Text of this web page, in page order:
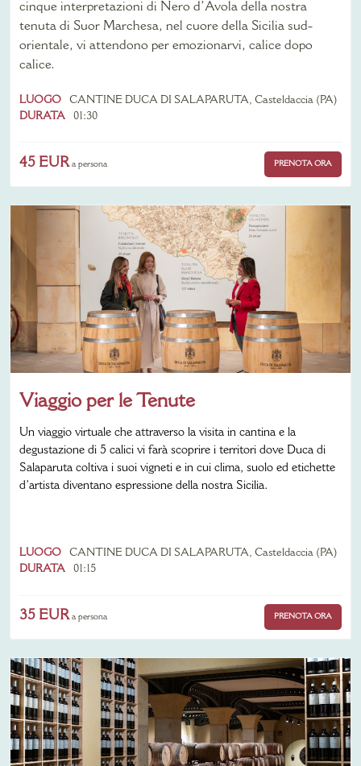
cinque interpretazioni di Nero d’Avola della nostra
tenuta di Suor Marchesa, nel cuore della Sicilia sud-
orientale, vi attendono per emozionarvi, calice dopo
calice.
LUOGO
CANTINE DUCA DI SALAPARUTA, Casteldaccia (PA)
DURATA
01:30
45 EURa persona PRENOTA ORA
Viaggio per le Tenute
Un viaggio virtuale che attraverso la visita in cantina e la
degustazione di 5 calici vi farà scoprire i territori dove Duca di
Salaparuta coltiva i suoi vigneti e in cui clima, suolo ed etichette
d’artista diventano espressione della nostra Sicilia.
LUOGO
CANTINE DUCA DI SALAPARUTA, Casteldaccia (PA)
DURATA
01:15
35 EURa persona PRENOTA ORA